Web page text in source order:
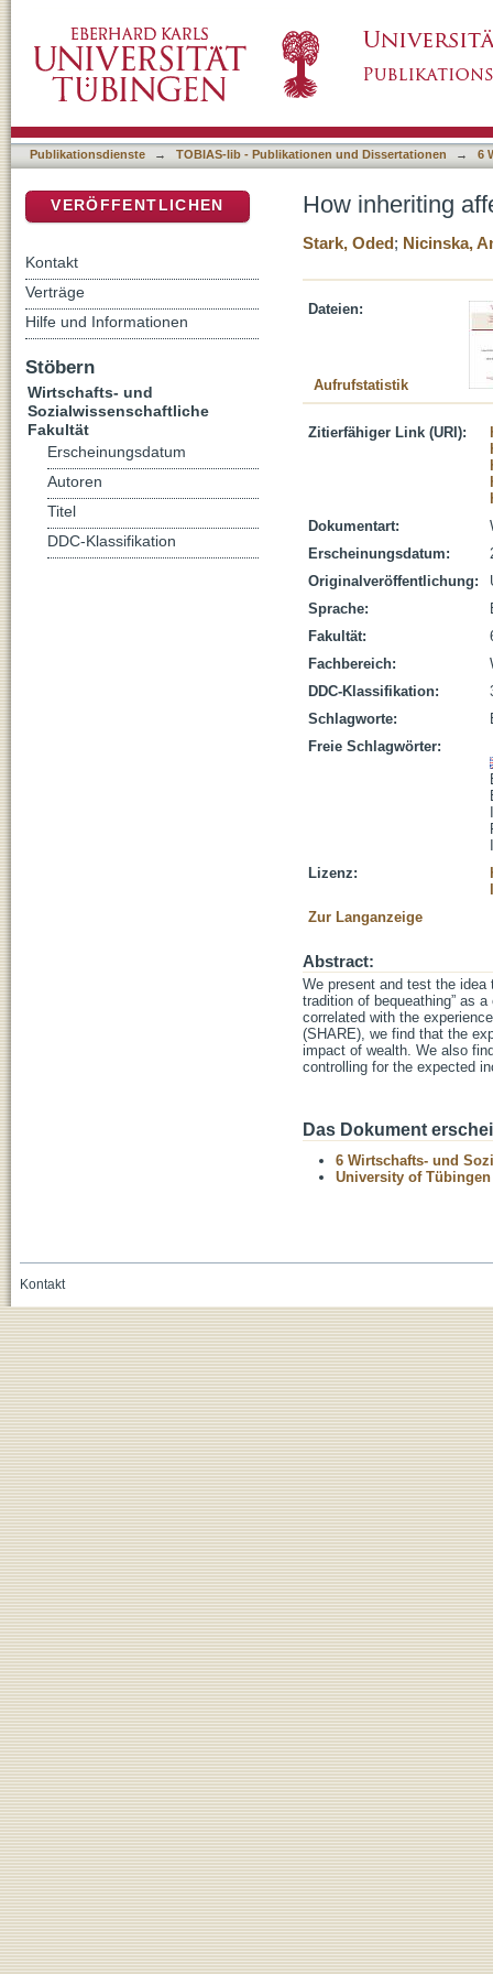
Publikationsdienste → TOBIAS-lib - Publikationen und Dissertationen → 6
How inheriting
Stark, Oded; Nicinska,
Dateien:
Aufrufstatistik
Zitierfähiger Link (URI):
Dokumentart:
Erscheinungsdatum:
Originalveröffentlichung:
Sprache:
Fakultät:
Fachbereich:
DDC-Klassifikation:
Schlagworte:
Freie Schlagwörter:
Lizenz:
Zur Langanzeige
Abstract:
We present and test the idea
tradition of bequeathing” as
correlated with the
(SHARE), we find that the
impact of wealth. We also
controlling for the expected
Das Dokument
6 Wirtschafts- und
University of
VERÖFFENTLICHEN
Kontakt
Verträge
Hilfe und Informationen
Stöbern
Wirtschafts- und
Sozialwissenschaftliche
Fakultät
Erscheinungsdatum
Autoren
Titel
DDC-Klassifikation
Kontakt